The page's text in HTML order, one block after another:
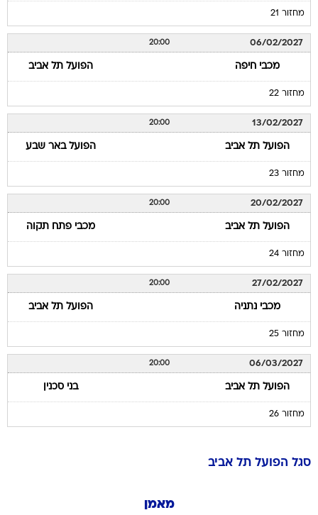
מחזור 21
06/02/2027
20:00
מכבי חיפה הפועל תל אביב
מחזור 22
13/02/2027
20:00
הפועל תל אביב הפועל באר שבע
מחזור 23
20/02/2027
20:00
הפועל תל אביב מכבי פתח תקוה
מחזור 24
27/02/2027
20:00
מכבי נתניה הפועל תל אביב
מחזור 25
06/03/2027
20:00
הפועל תל אביב בני סכנין
מחזור 26
סגל הפועל תל אביב
מאמן